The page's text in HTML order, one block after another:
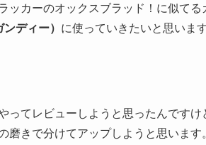
ッカーのオックスブラッド！に似て
ディー） に使っていきたいと思います
ってレビューしようと思ったんです
磨きで分けてアップしようと思います